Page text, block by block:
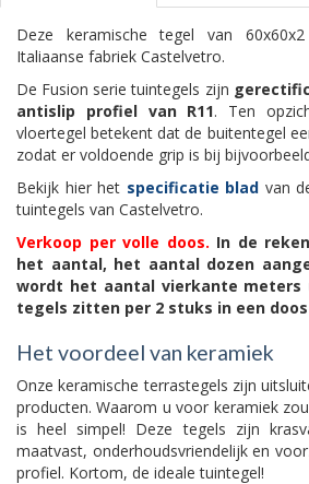
Deze keramische tegel van
Italiaanse fabriek Castelvetro.
De Fusion serie tuintegels zijn
antislip profiel van R11. Ten
vloertegel betekent dat de buitentegel
zodat er voldoende grip is bij
Bekijk hier het specificatie blad van
tuintegels van Castelvetro.
Verkoop per volle doos. In de
het aantal, het aantal dozen
wordt het aantal vierkante meters
tegels zitten per 2 stuks in een
Het voordeel van keramiek
Onze keramische terrastegels zijn
producten. Waarom u voor keramiek
is heel simpel! Deze tegels zijn
maatvast, onderhoudsvriendelijk en
profiel. Kortom, de ideale tuintegel!